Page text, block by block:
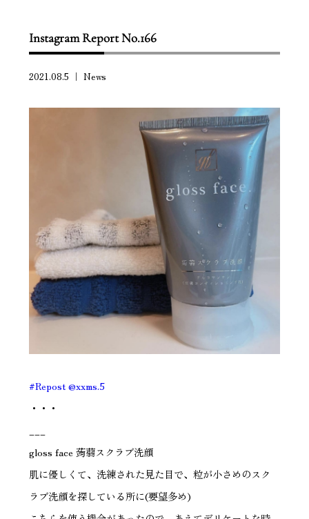
Instagram Report No.166
2021.08.5 ｜News
#Repost@xxms.5
・・・
gloss face 蒟蒻スクラブ洗顔
肌に優しくて、洗練された見た目で、粒が小さめのスク
ラブ洗顔を探している所に(要望多め)